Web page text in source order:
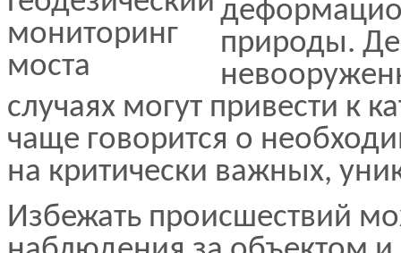
природы.
случаях могут привести к
чаще говорится о
на критически важных,
Избежать происшествий